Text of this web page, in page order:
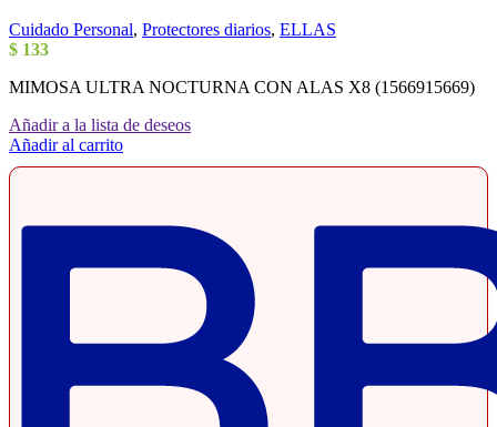
Cuidado Personal, Protectores diarios, ELLAS
$ 133
MIMOSA ULTRA NOCTURNA CON ALAS X8 (1566915669)
Añadir a la lista de deseos
Añadir al carrito